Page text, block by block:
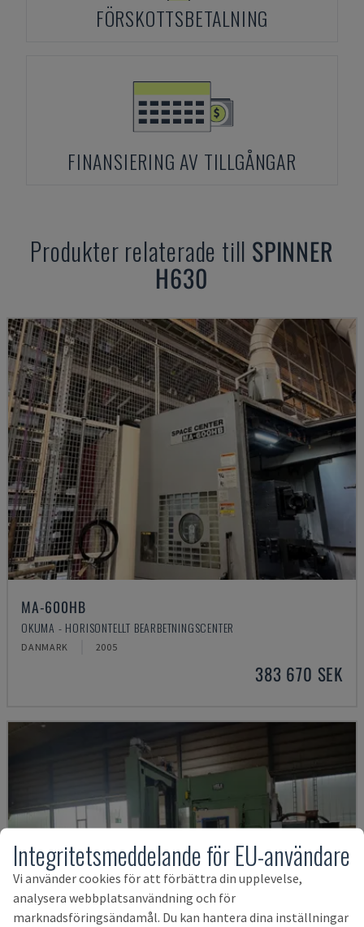
FÖRSKOTTSBETALNING
FINANSIERING AV TILLGÅNGAR
Produkter relaterade till SPINNER
H630
MA-600HB
OKUMA - HORISONTELLT BEARBETNINGSCENTER
DANMARK 2005
383 670 SEK
Integritetsmeddelande för EU-användare
Vi använder cookies för att förbättra din upplevelse,
analysera webbplatsanvändning och för
marknadsföringsändamål. Du kan hantera dina inställningar